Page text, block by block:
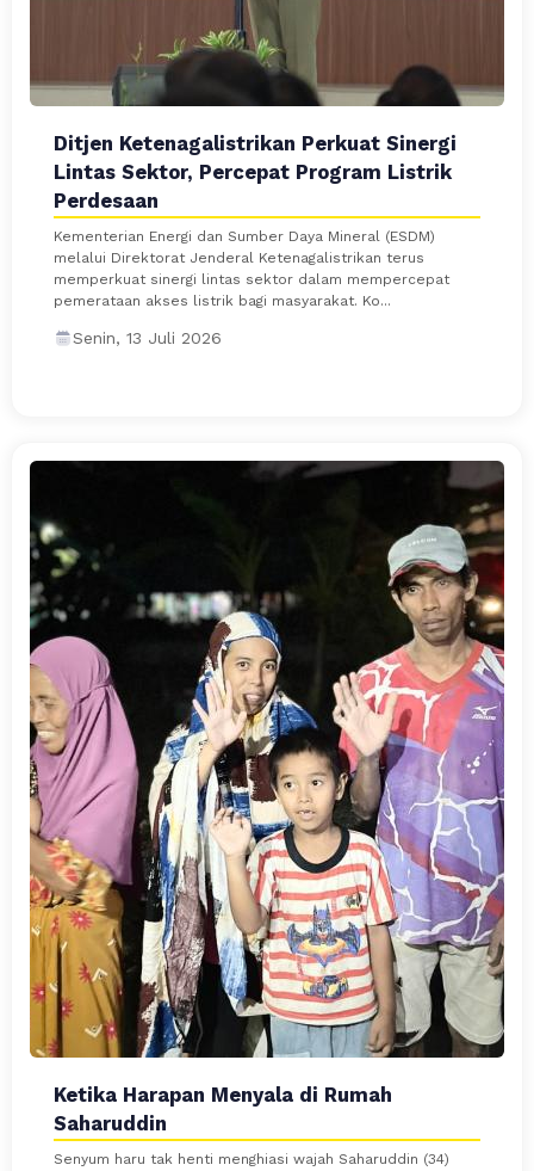
Ditjen Ketenagalistrikan Perkuat Sinergi
Lintas Sektor, Percepat Program Listrik
Perdesaan
Kementerian Energi dan Sumber Daya Mineral (ESDM)
melalui Direktorat Jenderal Ketenagalistrikan terus
memperkuat sinergi lintas sektor dalam mempercepat
pemerataan akses listrik bagi masyarakat. Ko...
Senin, 13 Juli 2026
Ketika Harapan Menyala di Rumah
Saharuddin
Senyum haru tak henti menghiasi wajah Saharuddin (34)